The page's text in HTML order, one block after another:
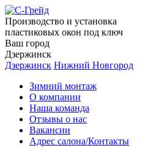
Производство и установка
пластиковых окон под ключ
Ваш город
Дзержинск
Дзержинск Нижний Новгород
Зимний монтаж
О компании
Наша команда
Отзывы о нас
Вакансии
Адрес салона/Контакты